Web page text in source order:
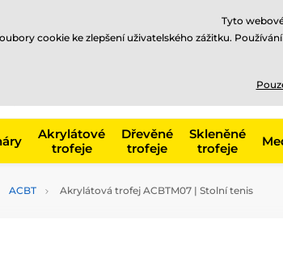
Akrylátové
trofeje
Dřevěné
trofeje
Skleněné
trofeje
ACBT Akrylátová trofej ACBTM07 | Stolní tenis
Tyto
cookie ke zlepšení uživatelského zážitku.